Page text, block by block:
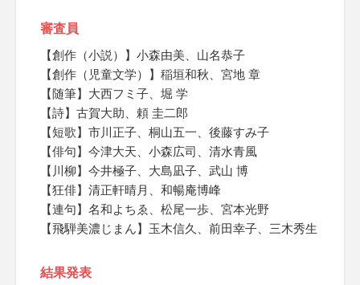
審査員
【創作（小説）】小森由美、山名恭子
【創作（児童文学）】稲垣和秋、宮地 章
【随筆】大西フミ子、堀 学
【詩】古賀大助、頼 圭二郎
【短歌】市川正子、桐山五一、後藤すみ子
【俳句】今津大天、小森広司、清水青風
【川柳】今井極子、大島凪子、武山 博
【狂俳】清正軒晴月、和暢庵博峰
【連句】名和よちゑ、松尾一歩、宮本光野
【飛騨美濃じまん】玉木信久、前田幸子、三木秀生
結果発表